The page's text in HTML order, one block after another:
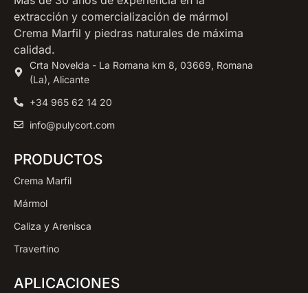
extracción y comercialización de mármol
Crema Marfil y piedras naturales de máxima
calidad.
Crta Novelda - La Romana km 8, 03669, Romana
(La), Alicante
+34 965 62 14 20
info@pulycort.com
PRODUCTOS
Crema Marfil
Mármol
Caliza y Arenisca
Travertino
APLICACIONES